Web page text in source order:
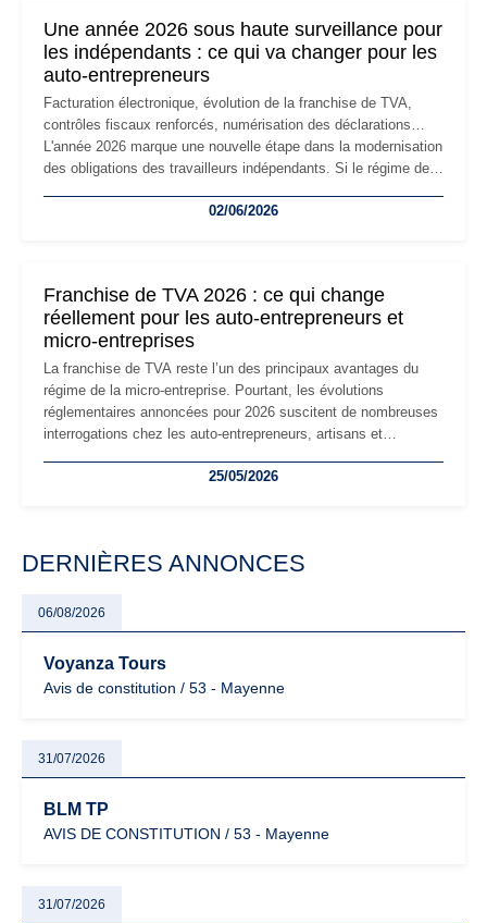
Une année 2026 sous haute surveillance pour
les indépendants : ce qui va changer pour les
auto-entrepreneurs
Facturation électronique, évolution de la franchise de TVA,
contrôles fiscaux renforcés, numérisation des déclarations…
L'année 2026 marque une nouvelle étape dans la modernisation
des obligations des travailleurs indépendants. Si le régime de
les auto-entrepreneurs devront s'adapter à un environnement
02/06/2026
Franchise de TVA 2026 : ce qui change
réellement pour les auto-entrepreneurs et
micro-entreprises
La franchise de TVA reste l’un des principaux avantages du
régime de la micro-entreprise. Pourtant, les évolutions
réglementaires annoncées pour 2026 suscitent de nombreuses
interrogations chez les auto-entrepreneurs, artisans et
facturation ou risque de bascule vers la TVA : les règles
25/05/2026
DERNIÈRES ANNONCES
06/08/2026
Voyanza Tours
Avis de constitution / 53 - Mayenne
31/07/2026
BLM TP
AVIS DE CONSTITUTION / 53 - Mayenne
31/07/2026